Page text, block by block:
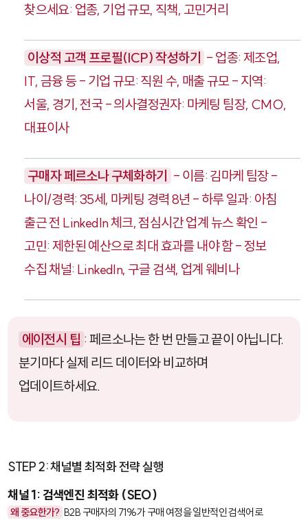
찾으세요: 업종, 기업 규모, 직책, 고민거리
이상적 고객 프로필(ICP) 작성하기
- 업종: 제조업,
IT, 금융 등 - 기업 규모: 직원 수, 매출 규모 - 지역:
서울, 경기, 전국 - 의사결정권자: 마케팅 팀장, CMO,
대표이사
구매자 페르소나 구체화하기
- 이름: 김마케 팀장 -
나이/경력: 35세, 마케팅 경력 8년 - 하루 일과: 아침
출근 전 LinkedIn 체크, 점심시간 업계 뉴스 확인 -
고민: 제한된 예산으로 최대 효과를 내야 함 - 정보
수집 채널: LinkedIn, 구글 검색, 업계 웨비나
에이전시 팁 : 페르소나는 한 번 만들고 끝이 아닙니다.
분기마다 실제 리드 데이터와 비교하며
업데이트하세요.
STEP 2: 채널별 최적화 전략 실행
채널 1: 검색엔진 최적화 (SEO)
왜 중요한가? B2B 구매자의 71%가 구매 여정을 일반적인 검색어로